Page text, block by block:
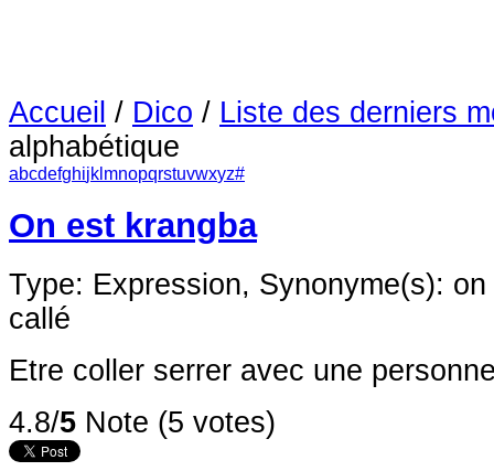
Accueil / Dico / Liste des derniers
alphabétique
abcdefghijk mnopqrstuvwxyz#
On est krangba
Type: Expression, Synonyme(s):
callé
Etre coller serrer avec une
4.8/5 Note (5 votes)